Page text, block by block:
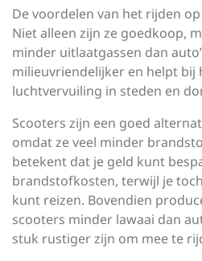
De voordelen van het rijden
Niet alleen zijn ze goedkoop,
minder uitlaatgassen dan
milieuvriendelijker en helpt bij
luchtvervuiling in steden en
Scooters zijn een goed
omdat ze veel minder
betekent dat je geld kunt
brandstofkosten, terwijl je
kunt reizen. Bovendien
scooters minder lawaai dan
stuk rustiger zijn om mee te